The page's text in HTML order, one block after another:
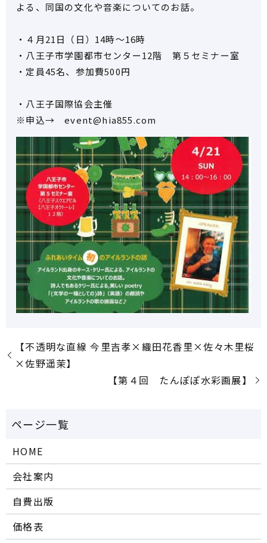
よる、同国の文化や音楽についてのお話。
・４月21日（日）14時～16時
・八王子市学園都市センター12階 第５セミナー室
・定員45名、参加費500円
・八王子国際協会主催
※申込→ event@hia855.com
【不透明な直線 今里吉孝×織田花香里×佐々木里桜
×佐野遥茉】
【第４回 たんぽぽ水彩画展】
HOME
会社案内
自費出版
価格表